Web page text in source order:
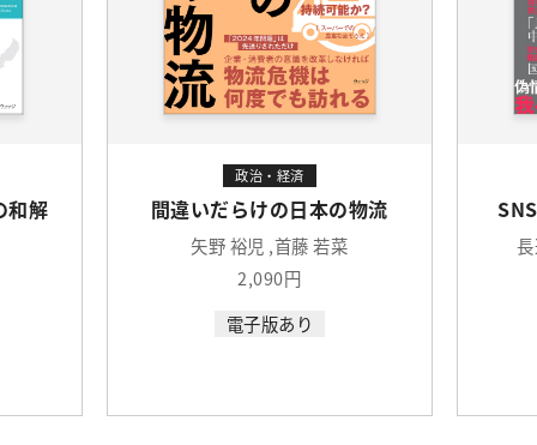
和解
政治・経済
間違いだらけの日本の物流
矢野 裕児 ,首藤 若菜
2,090円
電子版あり